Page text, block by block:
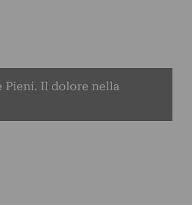
Pieni. Il dolore nella